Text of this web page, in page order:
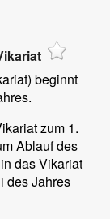
beginnt
zum 1.
Ablauf des
das Vikariat
des Jahres